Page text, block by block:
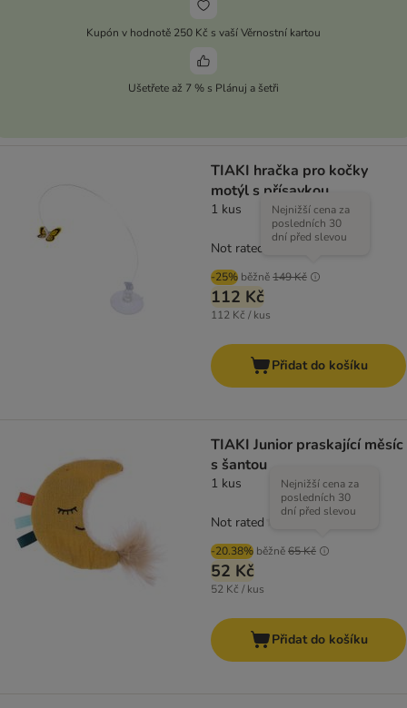
Kupón v hodnotě 250 Kč s vaší Věrnostní kartou
Ušetřete až 7 % s Plánuj a šetři
TIAKI hračka pro kočky
motýl s přísavkou
1 kus
-25% běžně149 Kč
Nejnižší cena za
posledních 30
dní před slevou
112 Kč
112 Kč / kus
Not rated
Přidat do košíku
TIAKI Junior praskající měsíc
s šantou
1 kus
-20.38% běžně65 Kč
Nejnižší cena za
posledních 30
dní před slevou
52 Kč
52 Kč / kus
Not rated
Přidat do košíku